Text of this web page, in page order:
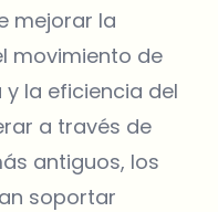
mejorar la
movimiento de
la eficiencia del
a través de
antiguos, los
soportar